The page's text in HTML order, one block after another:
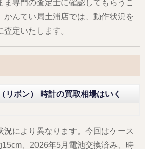
ま専門の査定士に確認してもらうこ
かんてい局土浦店では、動作状況を
定いたします。
リボン） 時計の買取相場はいく
況により異なります。今回はケース
、2026年5月電池交換済み、時